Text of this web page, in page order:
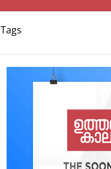
Tags